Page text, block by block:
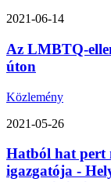
2021-06-14
Az LMBTQ-
úton
Közlemény
2021-05-26
Hatból hat pert
igazgatója -